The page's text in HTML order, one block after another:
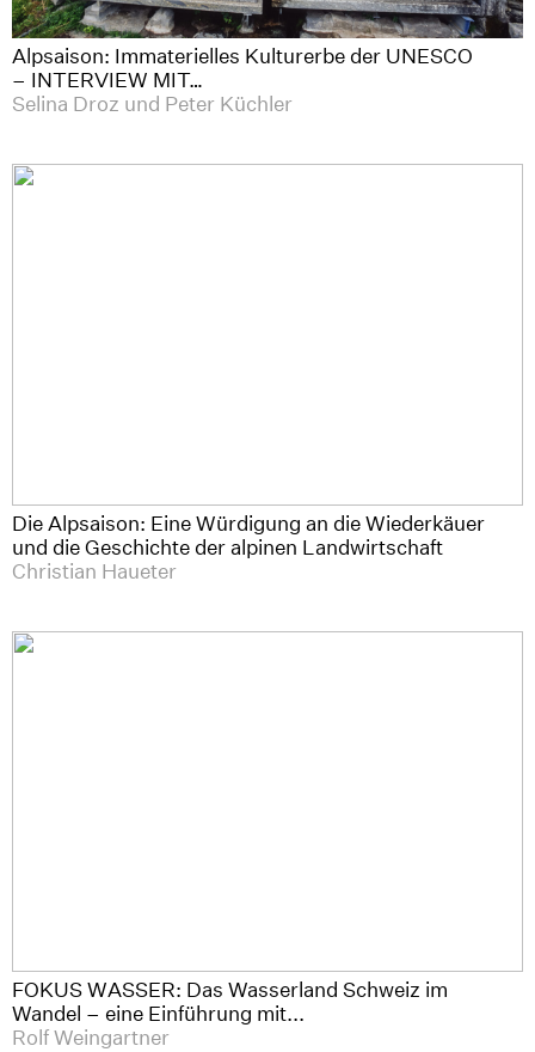
Alpsaison: Immaterielles Kulturerbe der UNESCO
– INTERVIEW MIT…
Selina Droz und Peter Küchler
Die Alpsaison: Eine Würdigung an die Wiederkäuer
und die Geschichte der alpinen Landwirtschaft
Christian Haueter
FOKUS WASSER: Das Wasserland Schweiz im
Wandel – eine Einführung mit...
Rolf Weingartner